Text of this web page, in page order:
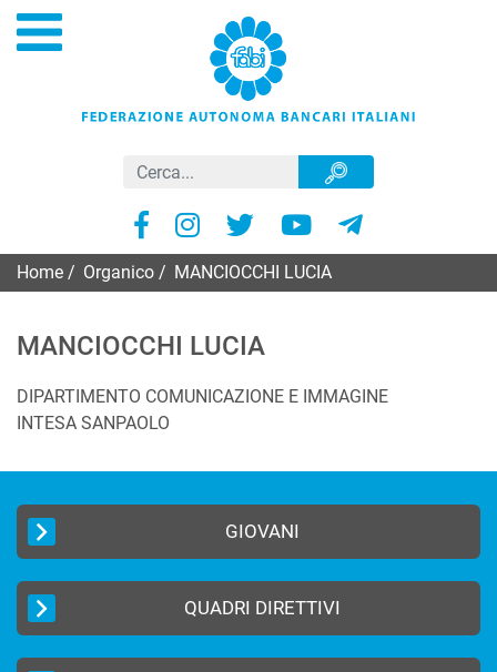
Home Organico MANCIOCCHI LUCIA
MANCIOCCHI LUCIA
DIPARTIMENTO COMUNICAZIONE E IMMAGINE
INTESA SANPAOLO
GIOVANI
QUADRI DIRETTIVI